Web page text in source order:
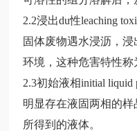
2.2浸出du性leaching
固体废物遇水浸沥，
环境，这种危害特性称
2.3初始液相initial liquid
明显存在液固两相的
所得到的液体。